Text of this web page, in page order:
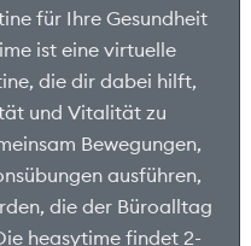
für Ihre Gesundheit
ist eine virtuelle
die dir dabei hilft,
und Vitalität zu
Bewegungen,
ausführen,
die der Büroalltag
heasytime findet 2-